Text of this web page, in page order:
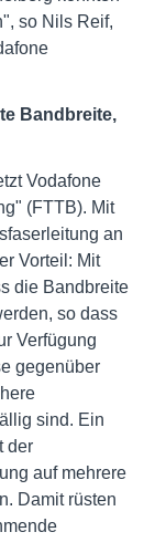
so Nils Reif,
Bandbreite,
Vodafone
(FTTB). Mit
an
Vorteil: Mit
die Bandbreite
so dass
Verfügung
gegenüber
sind. Ein
der
auf mehrere
Damit rüsten